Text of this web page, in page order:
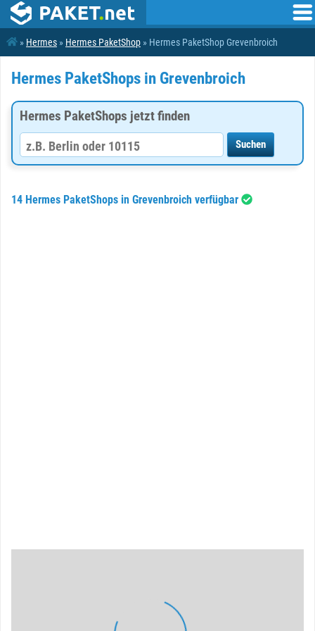
» Hermes » Hermes PaketShop » Hermes PaketShop Grevenbroich
Hermes PaketShops in Grevenbroich
Hermes PaketShops jetzt finden
14 Hermes PaketShops in Grevenbroich verfügbar